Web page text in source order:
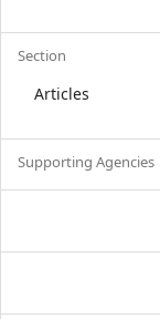
Section
Articles
Supporting Agencies